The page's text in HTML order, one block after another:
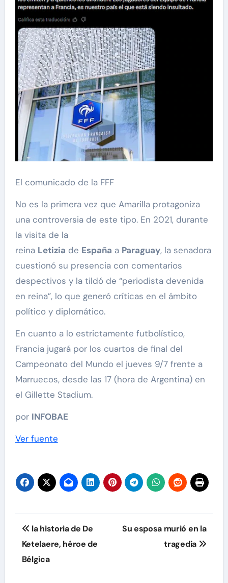
El comunicado de la FFF
No es la primera vez que Amarilla protagoniza
una controversia de este tipo. En 2021, durante
la visita de la
reina Letizia de España a Paraguay, la senadora
cuestionó su presencia con comentarios
despectivos y la tildó de “periodista devenida
en reina”, lo que generó críticas en el ámbito
político y diplomático.
En cuanto a lo estrictamente futbolístico,
Francia jugará por los cuartos de final del
Campeonato del Mundo el jueves 9/7 frente a
Marruecos, desde las 17 (hora de Argentina) en
el Gillette Stadium.
por INFOBAE
Ver fuente
Navegación
de
entradas
la historia de De
Ketelaere, héroe de
Bélgica
Su esposa murió en la
tragedia